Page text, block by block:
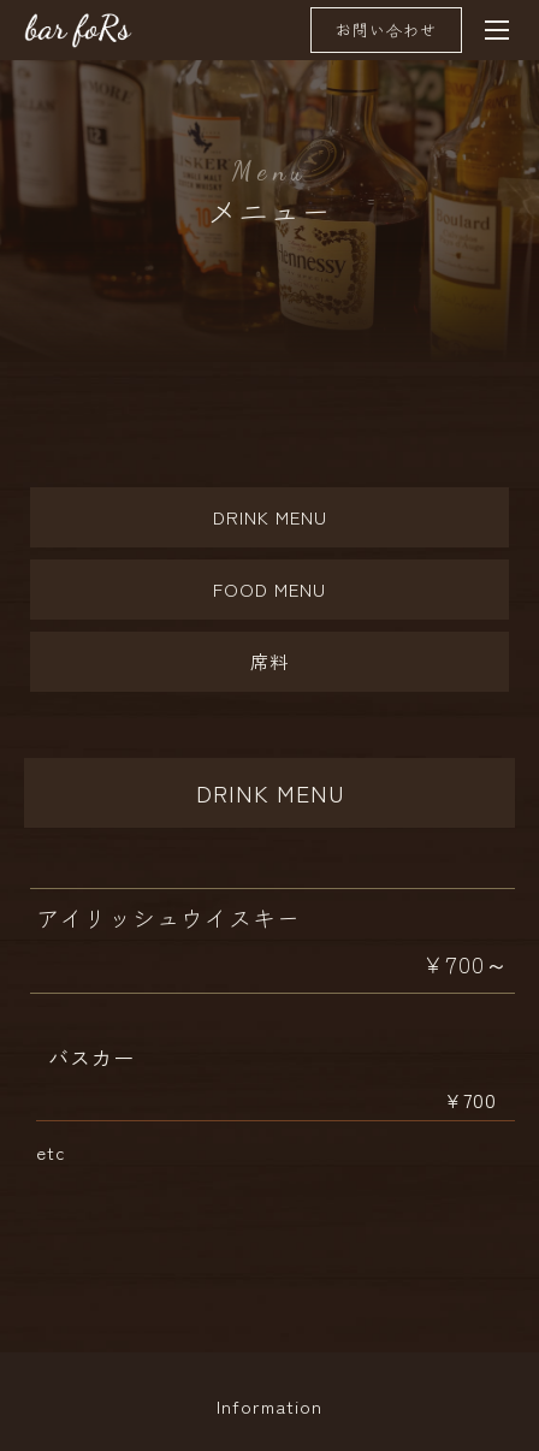
お問い合わせ
メニュー
M enu
DRINK MENU
FOOD MENU
席料
DRINK MENU
アイリッシュウイスキー
￥700～
バスカー
¥700
etc
Information